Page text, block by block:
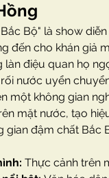
Bộ" là show
đến cho khán giả
làn điệu quan họ
nước uyển
một không gian
mặt nước, tạo
gian đậm chất Bắc
Thực cảnh trên